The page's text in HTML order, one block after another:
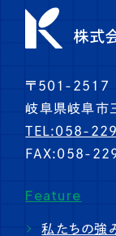
〒501-2517
岐阜県岐阜市
TEL:058-
FAX:058-
Feature
私たちの強